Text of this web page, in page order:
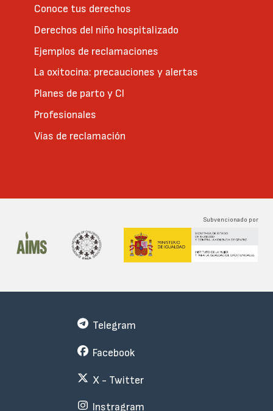
Conoce tus derechos
Derechos del niño hospitalizado
Ejemplos de reclamaciones
La oxitocina: precauciones y alertas
Planes de parto y CI
Profesionales
Vías de reclamación
Subvencionado por
Telegram
Facebook
X - Twitter
Instragram